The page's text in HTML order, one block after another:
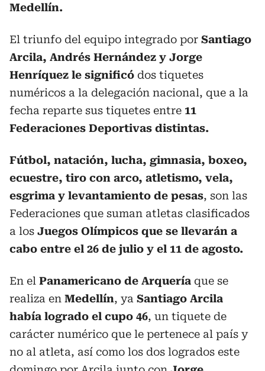
Medellín.
El triunfo del equipo integrado por Santiago
Arcila, Andrés Hernández y Jorge
Henríquez le significó dos tiquetes
numéricos a la delegación nacional, que a la
fecha reparte sus tiquetes entre 11
Federaciones Deportivas distintas.
Fútbol, natación, lucha, gimnasia, boxeo,
ecuestre, tiro con arco, atletismo, vela,
esgrima y levantamiento de pesas, son las
Federaciones que suman atletas clasificados
a los Juegos Olímpicos que se llevarán a
cabo entre el 26 de julio y el 11 de agosto.
En el Panamericano de Arquería que se
realiza en Medellín, ya Santiago Arcila
había logrado el cupo 46, un tiquete de
carácter numérico que le pertenece al país y
no al atleta, así como los dos logrados este